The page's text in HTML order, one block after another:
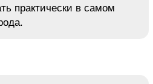
практически в самом